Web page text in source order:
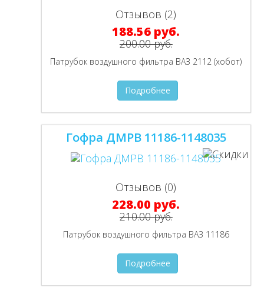
Отзывов (2)
188.56 руб.
200.00 руб.
Патрубок воздушного фильтра ВАЗ 2112 (хобот)
Подробнее
Гофра ДМРВ 11186-1148035
Отзывов (0)
228.00 руб.
210.00 руб.
Патрубок воздушного фильтра ВАЗ 11186
Подробнее